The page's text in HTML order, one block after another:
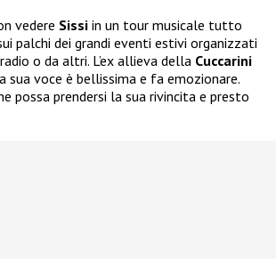
vedere Sissi in un tour musicale tutto
palchi dei grandi eventi estivi organizzati
o da altri. L’ex allieva della Cuccarini
voce è bellissima e fa emozionare.
possa prendersi la sua rivincita e presto